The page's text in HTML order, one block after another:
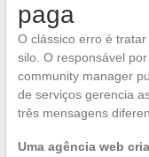
paga
O clássico erro é
silo. O responsável
community manager
de serviços gerencia
três mensagens
Uma agência web